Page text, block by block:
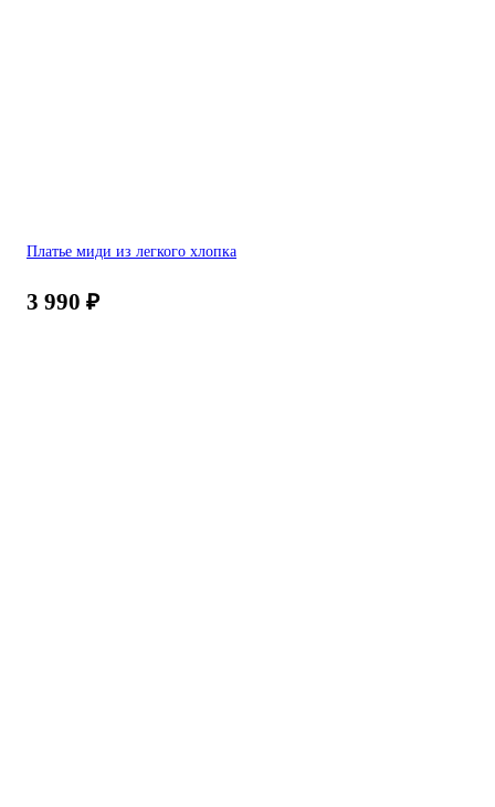
Платье миди из легкого хлопка
3 990 ₽